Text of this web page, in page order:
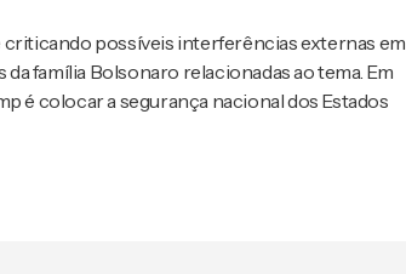
criticando possíveis interferências externas em
família Bolsonaro relacionadas ao tema. Em
é colocar a segurança nacional dos Estados